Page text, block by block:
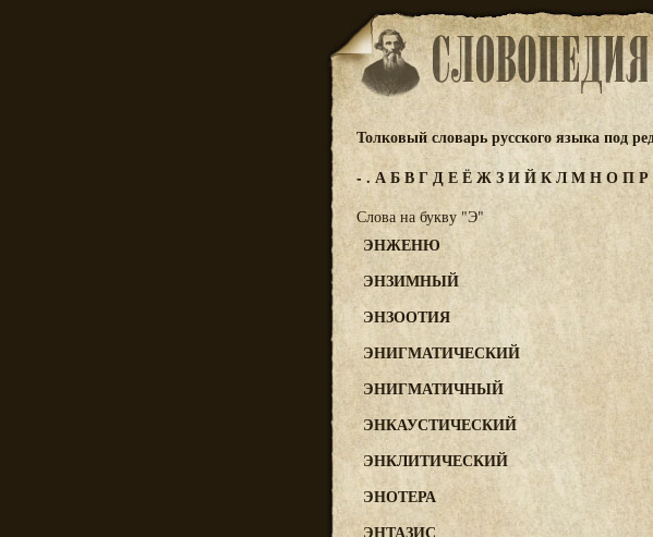
Толковый словарь русского языка под
-. АБВГДЕЁЖЗИЙКЛМНОПР
Слова на букву "Э"
ЭНЖЕНЮ
ЭНЗИМНЫЙ
ЭНЗООТИЯ
ЭНИГМАТИЧЕСКИЙ
ЭНИГМАТИЧНЫЙ
ЭНКАУСТИЧЕСКИЙ
ЭНКЛИТИЧЕСКИЙ
ЭНОТЕРА
ЭНТАЗИС